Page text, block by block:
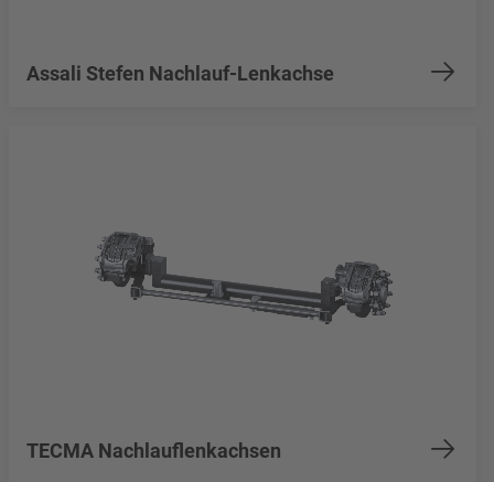
Assali Stefen Nachlauf-Lenkachse
TECMA Nachlauflenkachsen